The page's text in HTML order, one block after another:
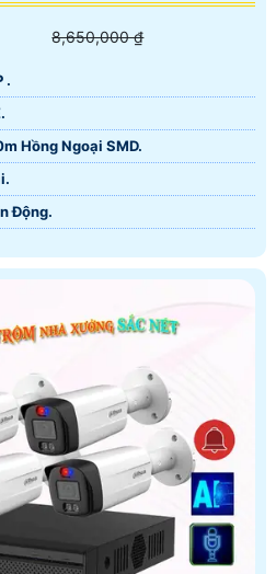
8,650,000 ₫
.
Hồng Ngoại SMD.
Động.